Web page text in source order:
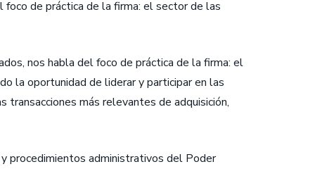
foco de práctica de la firma: el sector de las
nos habla del foco de práctica de la firma: el
la oportunidad de liderar y participar en las
más relevantes de adquisición,
procedimientos administrativos del Poder